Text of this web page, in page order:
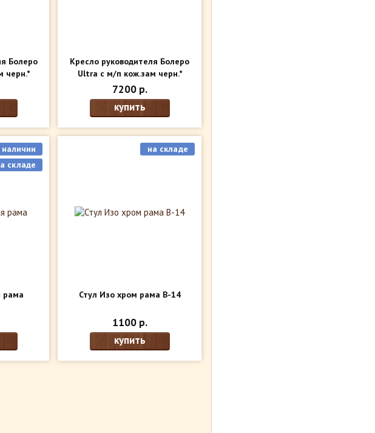
Болеро
черн.*
Кресло руководителя Болеро
Ultra с м/п кож.зам черн.*
(модули внутри)
7200 р.
купить
рама
наличии
складе
Стул Изо хром рама В-14
на складе
1100 р.
купить